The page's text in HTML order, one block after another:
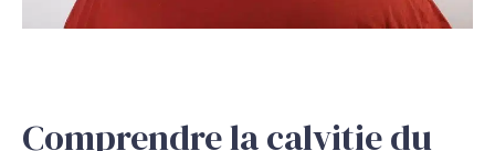
Comprendre la calvitie du